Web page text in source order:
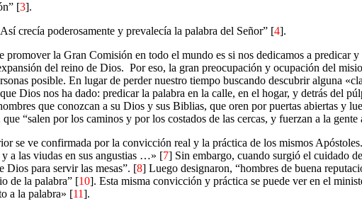
[3].
crecía poderosamente y prevalecía la palabra del Señor” [4].
promover la Gran Comisión en todo el mundo es si nos dedicamos a predicar
del reino de Dios. Por eso, la gran preocupación y ocupación del
posible. En lugar de perder nuestro tiempo buscando descubrir alguna
Dios nos ha dado: predicar la palabra en la calle, en el hogar, y detrás del
que conozcan a su Dios y sus Biblias, que oren por puertas abiertas y
“salen por los caminos y por los costados de las cercas, y fuerzan a la gente
se ve confirmada por la convicción real y la práctica de los mismos
a las viudas en sus angustias …» [7] Sin embargo, cuando surgió el cuidado
Dios para servir las mesas”. [8] Luego designaron, “hombres de buena
de la palabra” [10]. Esta misma convicción y práctica se puede ver en el
a la palabra» [11].